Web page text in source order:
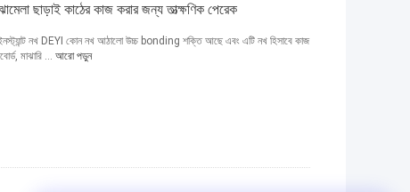
ছাড়াই কাঠের কাজ করার জন্য তাত্ক্ষণিক পেরেক
ইনস্ট্যান্ট নখ DEYI কোন নখ আঠালো উচ্চ bonding শক্তি আছে এবং এটি নখ হিসাবে কাজ
মাঝারি ... আরো পড়ুন